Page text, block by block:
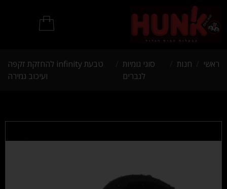
ראשי חנות
סוגי גומיות
לגברים
טבעת infinity להחזקת זקפה
ועיכוב גמירה